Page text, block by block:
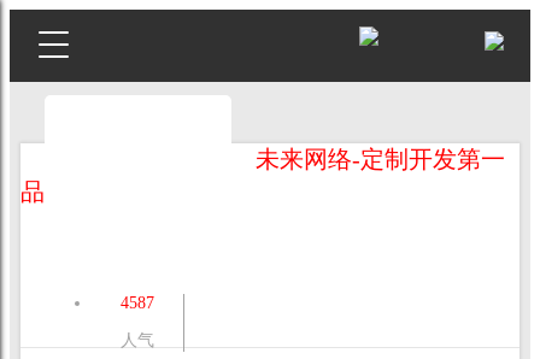
4587
人气
未来网络-定制开发第一
品牌